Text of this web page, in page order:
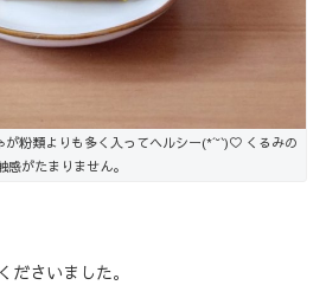
が粉類よりも多く入ってヘルシー(*´˘`)♡ くるみの
感がたまりません。
ださいました。